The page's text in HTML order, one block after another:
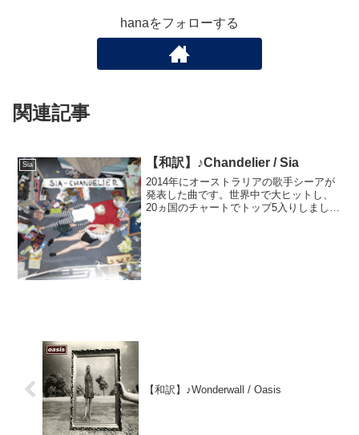
hanaをフォローする
関連記事
Sia 【和訳】♪Chandelier / Sia
2014年にオーストラリアの歌手シーアが
発表した曲です。世界中で大ヒットし、
20ヵ国のチャートでトップ5入りしまし
【和訳】♪Wonderwall / Oasis